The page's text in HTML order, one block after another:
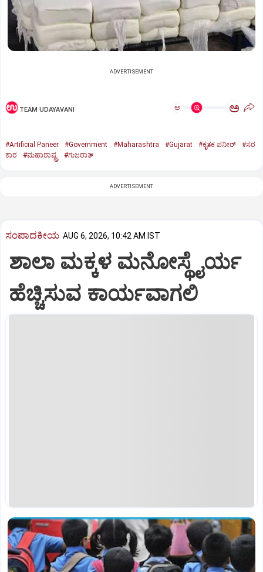
ADVERTISEMENT
TEAM UDAYAVANI ಅ ಅ
#Artificial Paneer #Government #Maharashtra #Gujarat #ಕೃತಕ ಪನೀರ್‌
#ಸರ
ಕಾರ
#ಮಹಾರಾಷ್ಟ್ರ #ಗುಜರಾತ್‌
ADVERTISEMENT
ಸಂಪಾದಕೀಯ AUG 6, 2026, 10:42 AM IST
ಶಾಲಾ ಮಕ್ಕಳ ಮನೋಸ್ಥೈರ್ಯ
ಹೆಚ್ಚಿಸುವ ಕಾರ್ಯವಾಗಲಿ